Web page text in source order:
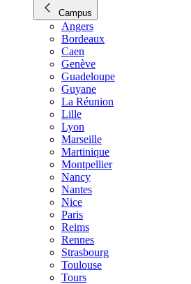
Campus
Angers
Bordeaux
Caen
Genève
Guadeloupe
Guyane
La Réunion
Lille
Lyon
Marseille
Martinique
Montpellier
Nancy
Nantes
Nice
Paris
Reims
Rennes
Strasbourg
Toulouse
Tours